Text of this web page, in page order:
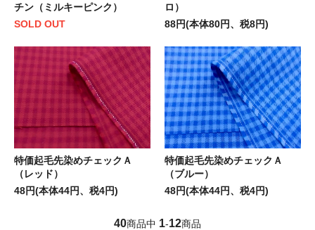
チン（ミルキーピンク）
SOLD OUT
ロ）
88円(本体80円、税8円)
特価起毛先染めチェックＡ
（レッド）
48円(本体44円、税4円)
特価起毛先染めチェックＡ
（ブルー）
48円(本体44円、税4円)
40商品中 1-12商品